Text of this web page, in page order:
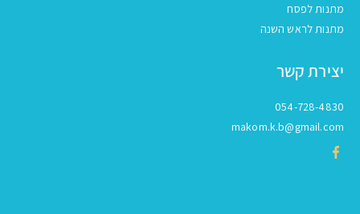
מתנות לפסח
מתנות לראש השנה
יצירת קשר
054-728-4830
makom.k.b@gmail.com